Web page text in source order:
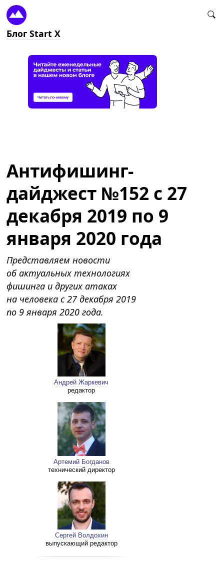
Блог Start X
Антифишинг-
дайджест №152 с 27
декабря 2019 по 9
января 2020 года
Представляем новости
об актуальных технологиях
фишинга и других атаках
на человека c 27 декабря 2019
по 9 января 2020 года.
Андрей Жаркевич
редактор
Артемий Богданов
технический директор
Сергей Волдохин
выпускающий редактор